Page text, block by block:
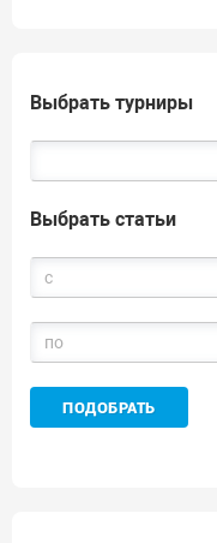
Выбрать турниры
Выбрать статьи